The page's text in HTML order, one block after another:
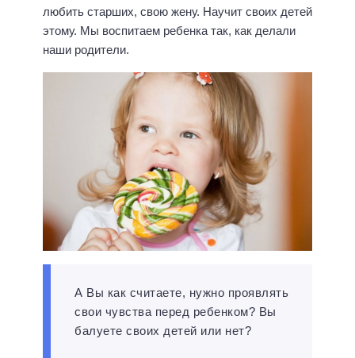
любить старших, свою жену. Научит своих детей
этому. Мы воспитаем ребенка так, как делали
наши родители.
А Вы как считаете, нужно проявлять
свои чувства перед ребенком? Вы
балуете своих детей или нет?